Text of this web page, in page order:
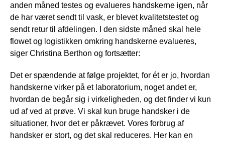
anden måned testes og evalueres handskerne igen, når
de har været sendt til vask, er blevet kvalitetstestet og
sendt retur til afdelingen. I den sidste måned skal hele
flowet og logistikken omkring handskerne evalueres,
siger Christina Berthon og fortsætter:
Det er spændende at følge projektet, for ét er jo, hvordan
handskerne virker på et laboratorium, noget andet er,
hvordan de begår sig i virkeligheden, og det finder vi kun
ud af ved at prøve. Vi skal kun bruge handsker i de
situationer, hvor det er påkrævet. Vores forbrug af
handsker er stort, og det skal reduceres. Her kan en